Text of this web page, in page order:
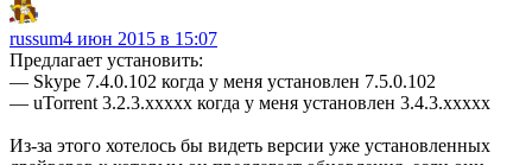
russum4 июн 2015 в 15:07
Предлагает установить:
— Skype 7.4.0.102 когда у меня установлен 7.5.0.102
— uTorrent 3.2.3.xxxxx когда у меня установлен 3.4.3.xxxxx
Из-за этого хотелось бы видеть версии уже установленных